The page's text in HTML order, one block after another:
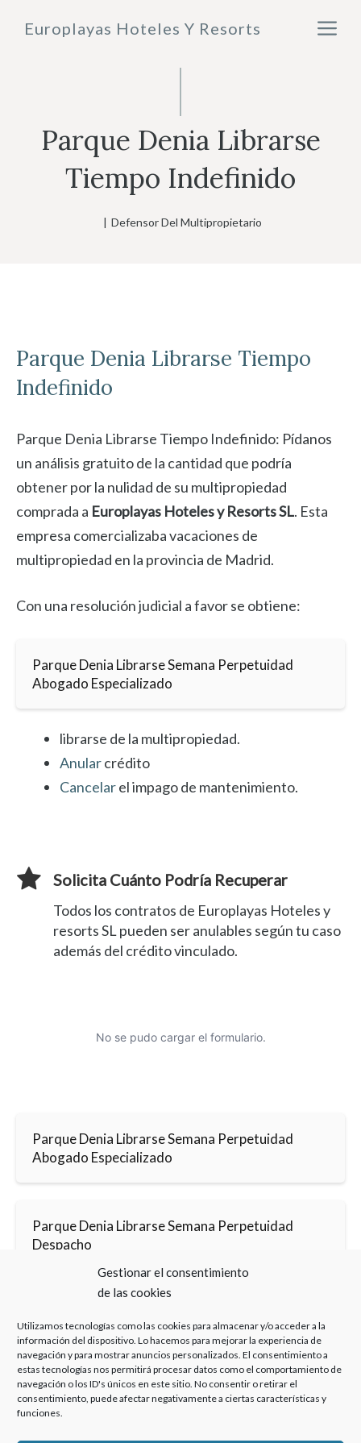
Gestionar el consentimiento
de las cookies
Utilizamos tecnologías como las cookies para almacenar y/o acceder a la
información del dispositivo. Lo hacemos para mejorar la experiencia de
navegación y para mostrar anuncios personalizados. El consentimiento a
estas tecnologías nos permitirá procesar datos como el comportamiento de
navegación o los ID's únicos en este sitio. No consentir o retirar el
consentimiento, puede afectar negativamente a ciertas características y
funciones.
Europlayas Hoteles Y Resorts
Parque Denia Librarse
Tiempo Indefinido
| Defensor Del Multipropietario
Parque Denia Librarse Tiempo
Indefinido
Parque Denia Librarse Tiempo Indefinido: Pídanos
un análisis gratuito de la cantidad que podría
obtener por la nulidad de su multipropiedad
comprada a Europlayas Hoteles y Resorts SL. Esta
empresa comercializaba vacaciones de
multipropiedad en la provincia de Madrid.
Con una resolución judicial a favor se obtiene:
Parque Denia Librarse Semana Perpetuidad
Abogado Especializado
librarse de la multipropiedad.
Anularcrédito
Cancelarel impago de mantenimiento.
Solicita Cuánto Podría Recuperar
Todos los contratos de Europlayas Hoteles y
resorts SL pueden ser anulables según tu caso
además del crédito vinculado.
No se pudo cargar el formulario.
Parque Denia Librarse Semana Perpetuidad
Abogado Especializado
Parque Denia Librarse Semana Perpetuidad
Despacho
Haz clic para aceptar cookies de marketing y
permitir este contenido